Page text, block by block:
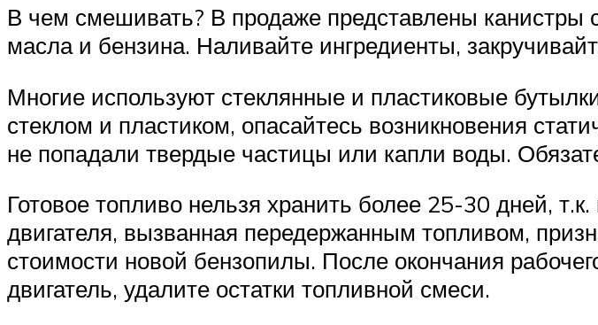
В чем смешивать? В продаже представлены
масла и бензина. Наливайте ингредиенты,
Многие используют стеклянные и пластиковые
стеклом и пластиком, опасайтесь возникновения
не попадали твердые частицы или капли воды.
Готовое топливо нельзя хранить более 25-30 дней,
двигателя, вызванная передержанным топливом,
стоимости новой бензопилы. После окончания
двигатель, удалите остатки топливной смеси.